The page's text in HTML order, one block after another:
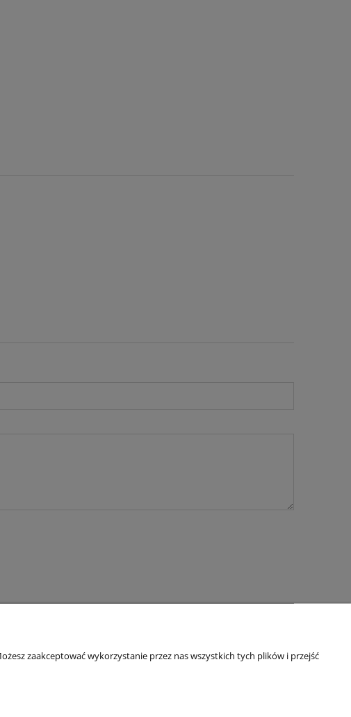
Kontakt i dane firmy
zaakceptować wykorzystanie przez nas wszystkich tych plików i przejść